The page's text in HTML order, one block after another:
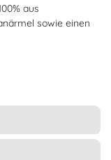
aus
sowie einen